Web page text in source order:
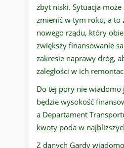
zbyt niski. Sytuacja może
zmienić w tym roku, a to
nowego rządu, który
zwiększy finansowanie
zakresie naprawy dróg,
zaległości w ich
Do tej pory nie wiadomo
będzie wysokość
a Departament
kwoty poda w
Z danych Gardy